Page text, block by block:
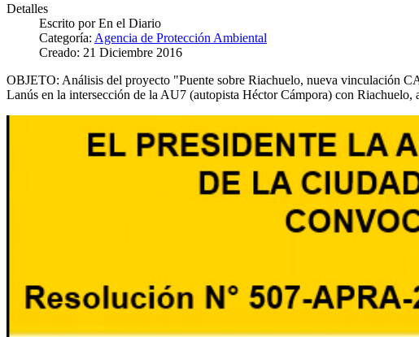
Detalles
Escrito porEn el Diario
Categoría: Agencia de Protección Ambiental
Creado: 21 Diciembre 2016
OBJETO: Análisis del proyecto "Puente sobre Riachuelo, nueva vinculación
Lanús en la intersección de la AU7 (autopista Héctor Cámpora) con Riachuelo,